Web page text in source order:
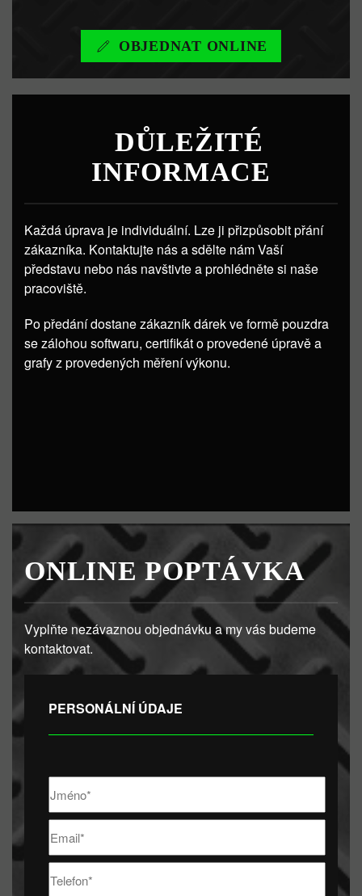
OBJEDNAT ONLINE
DŮLEŽITÉ
INFORMACE
Každá úprava je individuální. Lze ji přizpůsobit přání
zákazníka. Kontaktujte nás a sdělte nám Vaší
představu nebo nás navštivte a prohlédněte si naše
pracoviště.
Po předání dostane zákazník dárek ve formě pouzdra
se zálohou softwaru, certifikát o provedené úpravě a
grafy z provedených měření výkonu.
ONLINE POPTÁVKA
Vyplňte nezávaznou objednávku a my vás budeme
kontaktovat.
PERSONÁLNÍ ÚDAJE